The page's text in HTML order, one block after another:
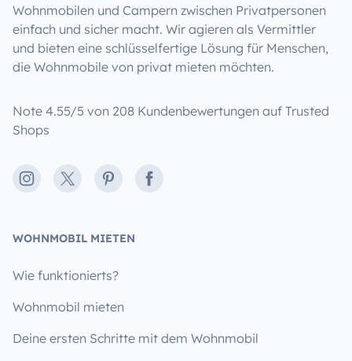
Wohnmobilen und Campern zwischen Privatpersonen
einfach und sicher macht. Wir agieren als Vermittler
und bieten eine schlüsselfertige Lösung für Menschen,
die Wohnmobile von privat mieten möchten.
Note 4.55/5 von 208 Kundenbewertungen auf Trusted
Shops
Instagram
X PinterestFacebook
WOHNMOBIL MIETEN
Wie funktionierts?
Wohnmobil mieten
Deine ersten Schritte mit dem Wohnmobil